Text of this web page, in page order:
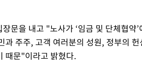
문을 내고 "노사가 ‘임금 및 단체협약
주주, 고객 여러분의 성원, 정부의
때문"이라고 밝혔다.